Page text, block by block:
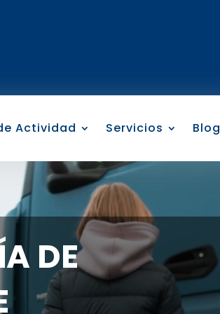
Actividad Servicios Blog
DE